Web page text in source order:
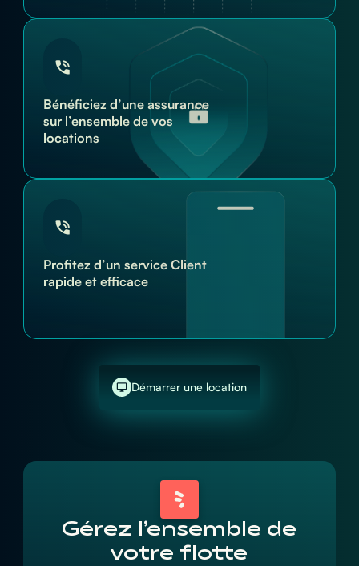
Profitez d’un service Client
rapide et efficace
Démarrer une location
Bénéficiez d’une assurance
sur l’ensemble de vos
locations
Gérez l’ensemble de
votre flotte